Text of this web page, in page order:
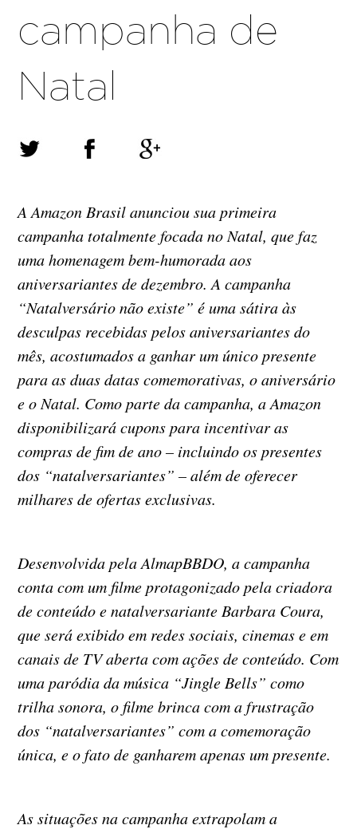
campanha de
Natal
A Amazon Brasil anunciou sua primeira
campanha totalmente focada no Natal, que faz
uma homenagem bem-humorada aos
aniversariantes de dezembro. A campanha
“Natalversário não existe” é uma sátira às
desculpas recebidas pelos aniversariantes do
mês, acostumados a ganhar um único presente
para as duas datas comemorativas, o aniversário
e o Natal. Como parte da campanha, a Amazon
disponibilizará cupons para incentivar as
compras de fim de ano – incluindo os presentes
dos “natalversariantes” – além de oferecer
milhares de ofertas exclusivas.
Desenvolvida pela AlmapBBDO, a campanha
conta com um filme protagonizado pela criadora
de conteúdo e natalversariante Barbara Coura,
que será exibido em redes sociais, cinemas e em
canais de TV aberta com ações de conteúdo. Com
uma paródia da música “Jingle Bells” como
trilha sonora, o filme brinca com a frustração
dos “natalversariantes” com a comemoração
única, e o fato de ganharem apenas um presente.
As situações na campanha extrapolam a